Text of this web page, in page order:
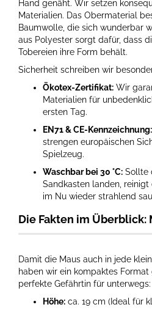
Hand genäht. Wir setzen
Materialien. Das Obermaterial
Baumwolle, die sich wunderbar
aus Polyester sorgt dafür, dass
Tobereien ihre Form behält.
Sicherheit schreiben wir
Ökotex-Zertifikat: Wir
Materialien für
ersten Tag.
EN71 & CE-Kennzeichnung:
strengen europäischen
Spielzeug.
Waschbar bei 30 °C: Sollte
Sandkasten landen,
im Nu wieder strahlend
Die Fakten im Überblick:
Damit die Maus auch in jede
haben wir ein kompaktes
perfekte Gefährtin für unterwegs:
Höhe: ca. 19 cm (Ideal für